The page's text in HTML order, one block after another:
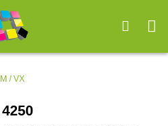
/ VX